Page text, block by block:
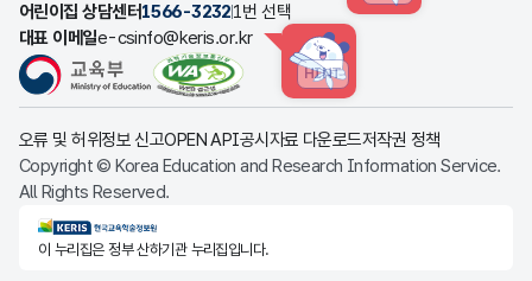
어린이집 상담센터1566-32321번 선택
대표 이메일e-csinfo@keris.or.kr
HINT
오류 및 허위정보 신고OPEN API공시자료 다운로드저작권 정책
Copyright © Korea Education and Research Information Service.
All Rights Reserved.
KERIS한국교육학술정보원
이 누리집은 정부 산하기관 누리집입니다.